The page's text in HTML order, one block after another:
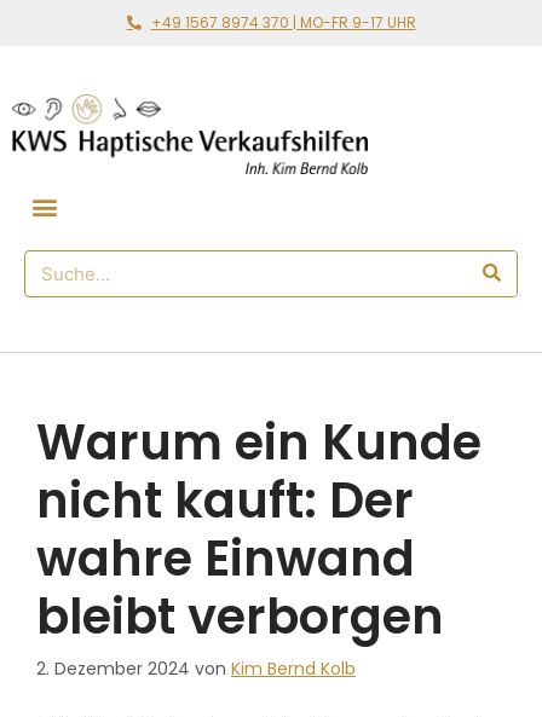
+49 1567 8974 370 | MO-FR 9-17 UHR
Warum ein Kunde
nicht kauft: Der
wahre Einwand
bleibt verborgen
2. Dezember 2024 von Kim Bernd Kolb